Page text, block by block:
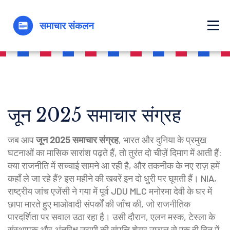
जून 2025 समाचार संग्रह
जब आपजून 2025 समाचार संग्रह, भारत और दुनिया के प्रमुख
घटनाओं का मासिक सारांशपढ़ते हैं, तो तुरंत दो चीज़ें दिमाग में आती हैं:
क्या राजनीति में सच्चाई सामने आ रही है, और तकनीक के नए राज़ हमें
कहाँ ले जा रहे हैं? इस महीने की खबरें इन दो धुरी पर घूमती हैं। NIA,
राष्ट्रीय जांच एजेंसीने गया में पूर्व JDU MLC मनोरमा देवी के घर में
छापा मारते हुए माओवादी संपर्कों की जाँच की, जो राजनीतिक
पारदर्शिता पर सवाल उठा रहा है। उसी दौरान,एलन मस्क,टेस्ला के